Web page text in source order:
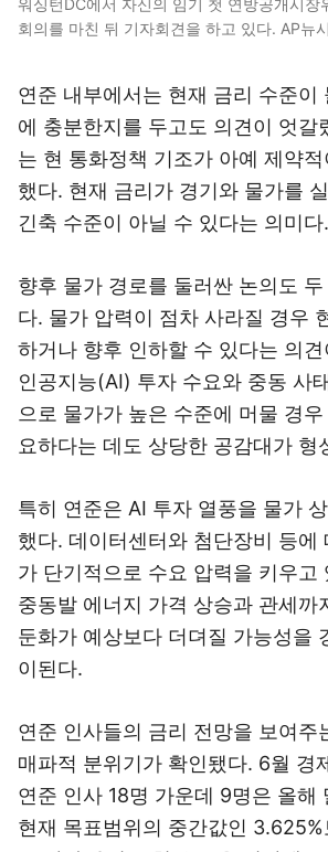
워싱턴DC에서 자신의 임기 첫 연방공개시장
회의를 마친 뒤 기자회견을 하고 있다. AP뉴
연준 내부에서는 현재 금리 수준이
에 충분한지를 두고도 의견이 엇갈
는 현 통화정책 기조가 아예 제약
했다. 현재 금리가 경기와 물가를
긴축 수준이 아닐 수 있다는 의미다.
향후 물가 경로를 둘러싼 논의도
다. 물가 압력이 점차 사라질 경우
하거나 향후 인하할 수 있다는 의
인공지능(AI) 투자 수요와 중동 사
으로 물가가 높은 수준에 머물 경
요하다는 데도 상당한 공감대가 형
특히 연준은 AI 투자 열풍을 물가
했다. 데이터센터와 첨단장비 등에
가 단기적으로 수요 압력을 키우고
중동발 에너지 가격 상승과 관세까
둔화가 예상보다 더뎌질 가능성을
이된다.
연준 인사들의 금리 전망을 보여주
매파적 분위기가 확인됐다. 6월 경
연준 인사 18명 가운데 9명은 올해
현재 목표범위의 중간값인